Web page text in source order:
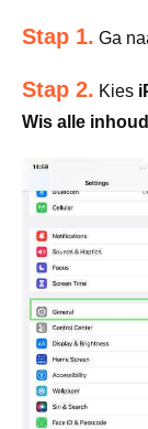
Stap 1. Ga
Stap 2. Kies
Wis alle